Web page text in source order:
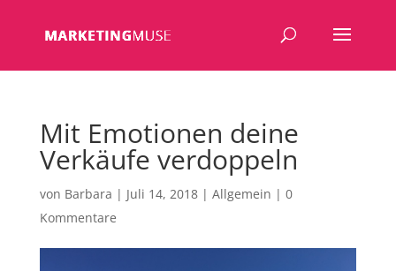
Mit Emotionen deine
Verkäufe verdoppeln
von Barbara | Juli 14, 2018| Allgemein | 0
Kommentare